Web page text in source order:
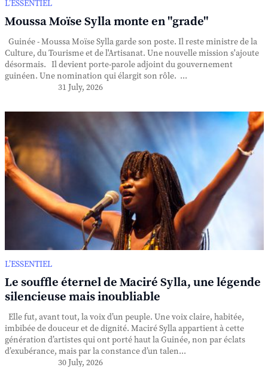
L’ESSENTIEL
Moussa Moïse Sylla monte en "grade"
Guinée - Moussa Moïse Sylla garde son poste. Il reste ministre de la
Culture, du Tourisme et de l'Artisanat. Une nouvelle mission s'ajoute
désormais. Il devient porte-parole adjoint du gouvernement
guinéen. Une nomination qui élargit son rôle. ...
31 July, 2026
L’ESSENTIEL
Le souffle éternel de Maciré Sylla, une légende
silencieuse mais inoubliable
Elle fut, avant tout, la voix d’un peuple. Une voix claire, habitée,
imbibée de douceur et de dignité. Maciré Sylla appartient à cette
génération d’artistes qui ont porté haut la Guinée, non par éclats
d’exubérance, mais par la constance d’un talen...
30 July, 2026